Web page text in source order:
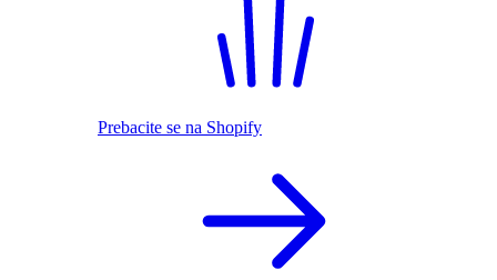
Prebacite se na Shopify